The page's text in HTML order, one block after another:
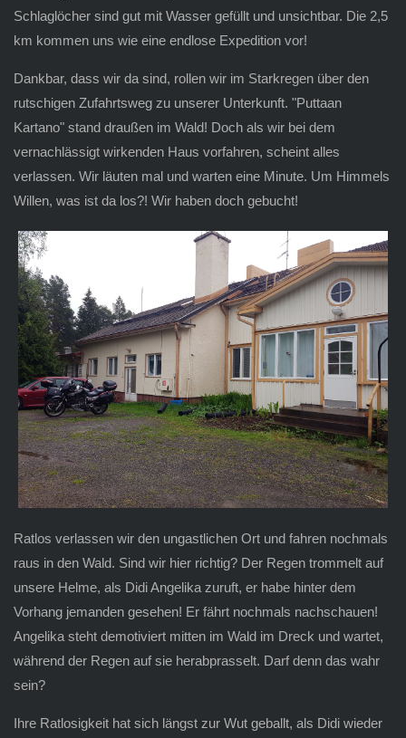
Schlaglöcher sind gut mit Wasser gefüllt und unsichtbar. Die 2,5
km kommen uns wie eine endlose Expedition vor!
Dankbar, dass wir da sind, rollen wir im Starkregen über den
rutschigen Zufahrtsweg zu unserer Unterkunft. "Puttaan
Kartano" stand draußen im Wald! Doch als wir bei dem
vernachlässigt wirkenden Haus vorfahren, scheint alles
verlassen. Wir läuten mal und warten eine Minute. Um Himmels
Willen, was ist da los?! Wir haben doch gebucht!
Ratlos verlassen wir den ungastlichen Ort und fahren nochmals
raus in den Wald. Sind wir hier richtig? Der Regen trommelt auf
unsere Helme, als Didi Angelika zuruft, er habe hinter dem
Vorhang jemanden gesehen! Er fährt nochmals nachschauen!
Angelika steht demotiviert mitten im Wald im Dreck und wartet,
während der Regen auf sie herabprasselt. Darf denn das wahr
sein?
Ihre Ratlosigkeit hat sich längst zur Wut geballt, als Didi wieder